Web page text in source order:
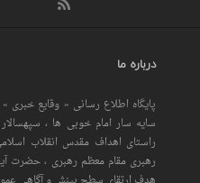
درباره ما
پایگاه اطلاع رسانی « وقایع
سایه سار امام خوبی ها ،
راستای اهداف مقدس انقلاب
رهبری مقام معظم رهبری ، حضرت